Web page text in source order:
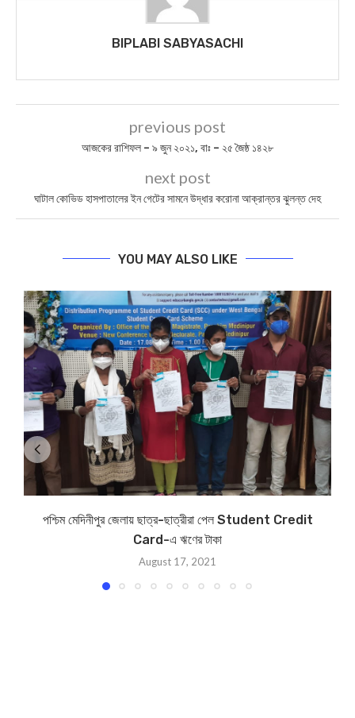
BIPLABI SABYASACHI
previous post
আজকের রাশিফল – ৯ জুন ২০২১, বাঃ – ২৫ জৈষ্ঠ ১৪২৮
next post
ঘাটাল কোভিড হাসপাতালের ইন গেটের সামনে উদ্ধার করোনা আক্রান্তর ঝুলন্ত দেহ
YOU MAY ALSO LIKE
পশ্চিম মেদিনীপুর জেলায় ছাত্র-ছাত্রীরা পেল Student Credit
Card-এ ঋণের টাকা
August 17, 2021